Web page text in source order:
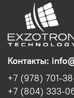
Контакты:
+7 (978) 701-
+7 (804) 333-